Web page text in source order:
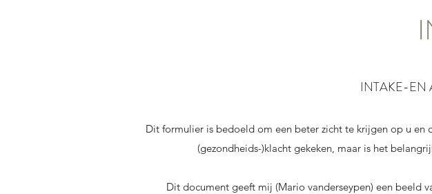
INTAKE-EN
Dit formulier is bedoeld om een beter zicht te krijgen op u
(gezondheids-)klacht gekeken, maar is het
Dit document geeft mij (Mario vanderseypen) een beeld